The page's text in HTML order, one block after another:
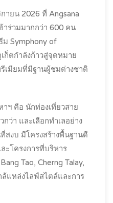
ายน 2026 ที่ Angsana
าร่วมมากกว่า 600 คน
ม Symphony of
ก็ตกำลังก้าวสู่จุดหมาย
เมียมที่มีฐานผู้ชมต่างชาติ
ฯ คือ นักท่องเที่ยวสาย
ว่า และเลือกทำเลอย่าง
สงบ มีโครงสร้างพื้นฐานดี
ะโครงการที่บริหาร
Tao, Cherng Talay,
ล้แหล่งไลฟ์สไตล์และการ